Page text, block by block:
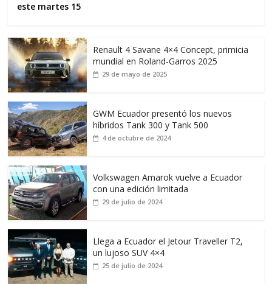
este martes 15
Renault 4 Savane 4×4 Concept, primicia
mundial en Roland-Garros 2025
29 de mayo de 2025
GWM Ecuador presentó los nuevos
híbridos Tank 300 y Tank 500
4 de octubre de 2024
Volkswagen Amarok vuelve a Ecuador
con una edición limitada
29 de julio de 2024
Llega a Ecuador el Jetour Traveller T2,
un lujoso SUV 4×4
25 de julio de 2024